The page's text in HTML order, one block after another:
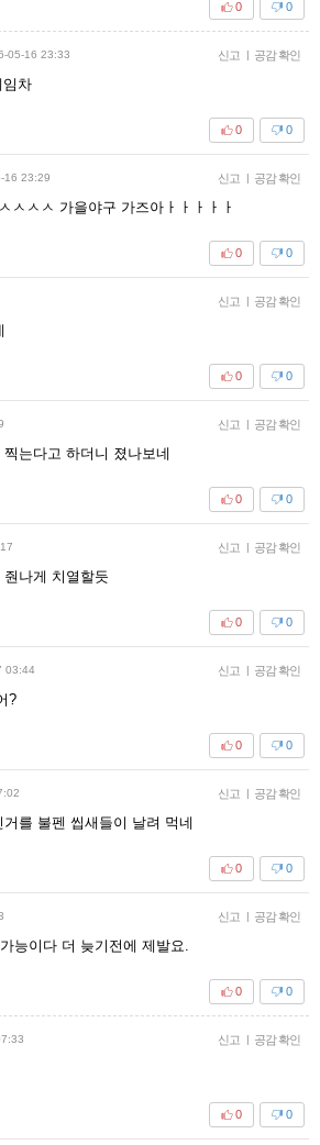
0
0
05-16 23:33 신고 | 공감 확인
임차
0
0
16 23:29 신고 | 공감 확인
ㅅㅅㅅ 가을야구 가즈아ㅏㅏㅏㅏㅏ
0
0
신고 | 공감 확인
0
0
신고 | 공감 확인
는다고 하더니 졌나보네
0
0
신고 | 공감 확인
나게 치열할듯
0
0
03:44 신고 | 공감 확인
?
0
0
신고 | 공감 확인
를 불펜 씹새들이 날려 먹네
0
0
신고 | 공감 확인
능이다 더 늦기전에 제발요.
0
0
신고 | 공감 확인
0
0